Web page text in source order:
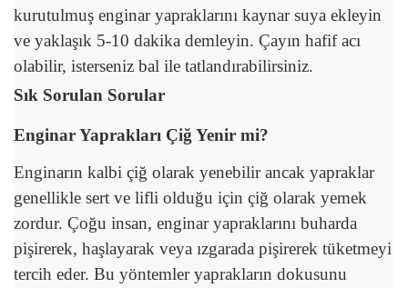
kurutulmuş enginar yapraklarını kaynar suya ekleyin
ve yaklaşık 5-10 dakika demleyin. Çayın hafif acı
olabilir, isterseniz bal ile tatlandırabilirsiniz.
Sık Sorulan Sorular
Enginar Yaprakları Çiğ Yenir mi?
Enginarın kalbi çiğ olarak yenebilir ancak yapraklar
genellikle sert ve lifli olduğu için çiğ olarak yemek
zordur. Çoğu insan, enginar yapraklarını buharda
pişirerek, haşlayarak veya ızgarada pişirerek tüketmeyi
tercih eder. Bu yöntemler yaprakların dokusunu